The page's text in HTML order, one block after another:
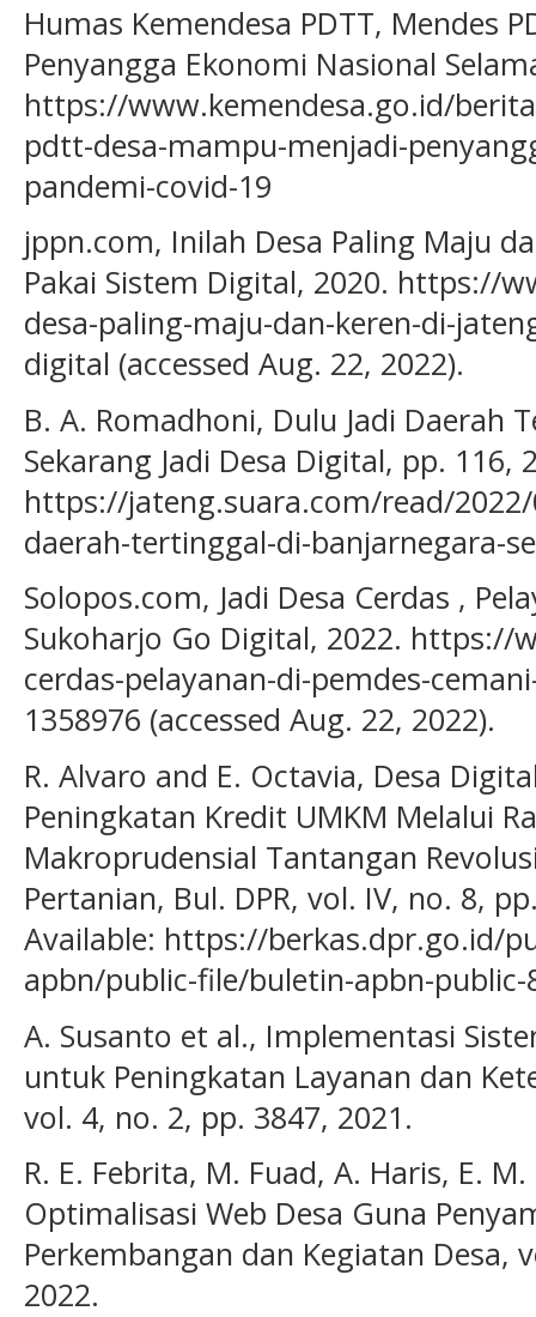
Humas Kemendesa PDTT, Mendes
Penyangga Ekonomi Nasional
https://www.kemendesa.go.id/
pdtt-desa-mampu-menjadi-
pandemi-covid-19
jppn.com, Inilah Desa Paling Maju
Pakai Sistem Digital, 2020. https://
desa-paling-maju-dan-keren-di-
digital (accessed Aug. 22, 2022).
B. A. Romadhoni, Dulu Jadi Daerah
Sekarang Jadi Desa Digital, pp. 116,
https://jateng.suara.com/read/
daerah-tertinggal-di-banjarnegara-
Solopos.com, Jadi Desa Cerdas ,
Sukoharjo Go Digital, 2022. https://
cerdas-pelayanan-di-pemdes-
1358976 (accessed Aug. 22, 2022).
R. Alvaro and E. Octavia, Desa
Peningkatan Kredit UMKM Melalui
Makroprudensial Tantangan
Pertanian, Bul. DPR, vol. IV, no. 8,
Available: https://berkas.dpr.go.id/
apbn/public-file/buletin-apbn-
A. Susanto et al., Implementasi
untuk Peningkatan Layanan dan
vol. 4, no. 2, pp. 3847, 2021.
R. E. Febrita, M. Fuad, A. Haris, E.
Optimalisasi Web Desa Guna
Perkembangan dan Kegiatan Desa,
2022.